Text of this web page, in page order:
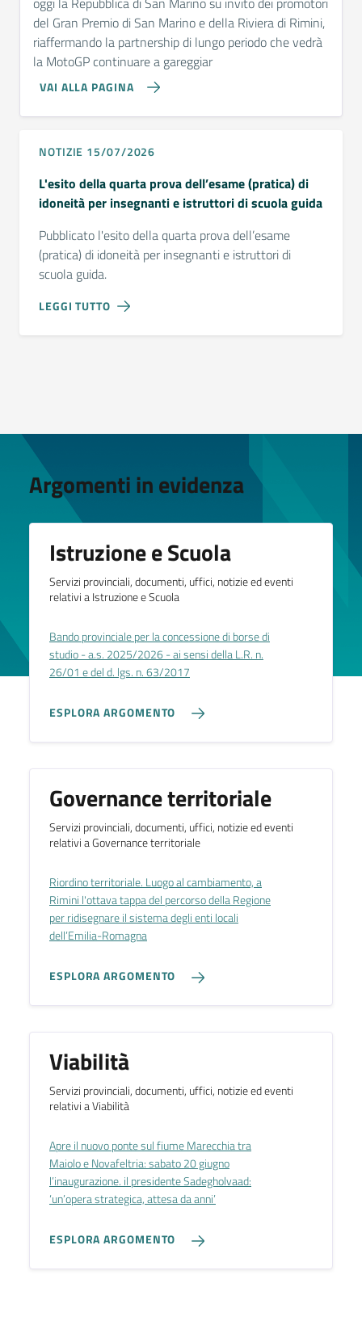
del Gran Premio di San Marino e della Riviera di Rimini,
riaffermando la partnership di lungo periodo che vedrà
la MotoGP continuare a gareggiar
VAI ALLA PAGINA
NOTIZIE 15/07/2026
L'esito della quarta prova dell’esame (pratica) di
idoneità per insegnanti e istruttori di scuola guida
Pubblicato l'esito della quarta prova dell’esame
(pratica) di idoneità per insegnanti e istruttori di
scuola guida.
LEGGI TUTTO
Argomenti in evidenza
Istruzione e Scuola
Servizi provinciali, documenti, uffici, notizie ed eventi
relativi a Istruzione e Scuola
Bando provinciale per la concessione di borse di
studio - a.s. 2025/2026 - ai sensi della L.R. n.
26/01 e del d. lgs. n. 63/2017
ESPLORA ARGOMENTO
Governance territoriale
Servizi provinciali, documenti, uffici, notizie ed eventi
relativi a Governance territoriale
Riordino territoriale. Luogo al cambiamento, a
Rimini l'ottava tappa del percorso della Regione
per ridisegnare il sistema degli enti locali
dell’Emilia-Romagna
ESPLORA ARGOMENTO
Viabilità
Servizi provinciali, documenti, uffici, notizie ed eventi
relativi a Viabilità
Apre il nuovo ponte sul fiume Marecchia tra
Maiolo e Novafeltria: sabato 20 giugno
l’inaugurazione. il presidente Sadegholvaad:
‘un’opera strategica, attesa da anni’
ESPLORA ARGOMENTO